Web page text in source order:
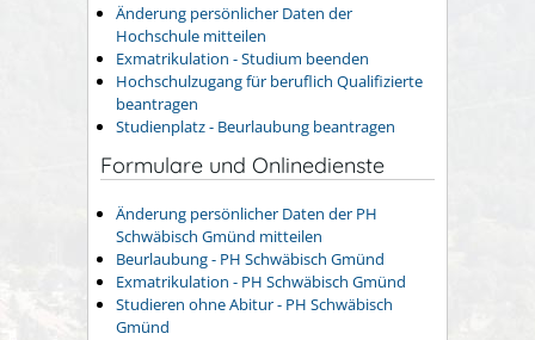
Änderung persönlicher Daten der
Hochschule mitteilen
Exmatrikulation - Studium beenden
Hochschulzugang für beruflich Qualifizierte
beantragen
Studienplatz - Beurlaubung beantragen
Formulare und Onlinedienste
Änderung persönlicher Daten der PH
Schwäbisch Gmünd mitteilen
Beurlaubung - PH Schwäbisch Gmünd
Exmatrikulation - PH Schwäbisch Gmünd
Studieren ohne Abitur - PH Schwäbisch
Gmünd